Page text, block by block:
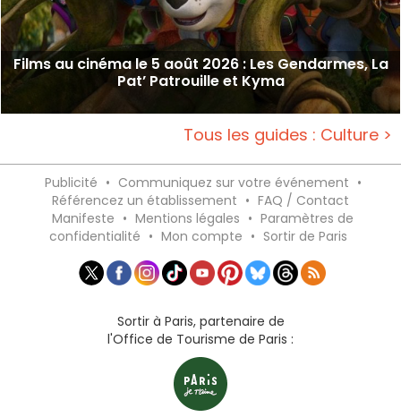
Films au cinéma le 5 août 2026 : Les Gendarmes, La
Pat’ Patrouille et Kyma
Tous les guides : Culture >
Publicité • Communiquez sur votre événement •
Référencez un établissement • FAQ / Contact
Manifeste • Mentions légales • Paramètres de
confidentialité • Mon compte • Sortir de Paris
Sortir à Paris, partenaire de
l'Office de Tourisme de Paris :